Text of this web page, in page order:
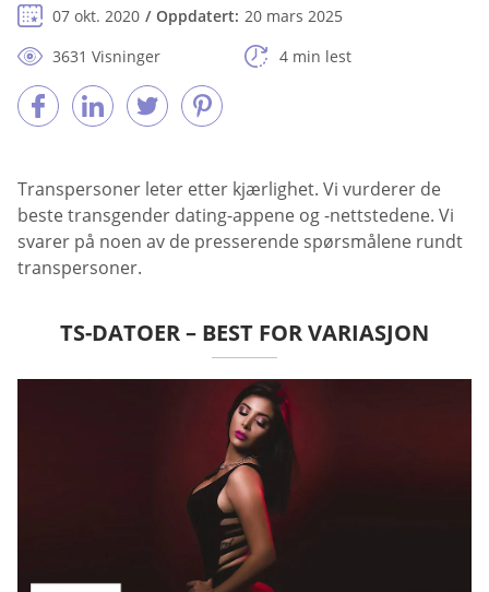
07 okt. 2020
Oppdatert: 20 mars 2025
3631 Visninger
4 min lest
Transpersoner leter etter kjærlighet. Vi vurderer de
beste transgender dating-appene og -nettstedene. Vi
svarer på noen av de presserende spørsmålene rundt
transpersoner.
TS-DATOER – BEST FOR VARIASJON